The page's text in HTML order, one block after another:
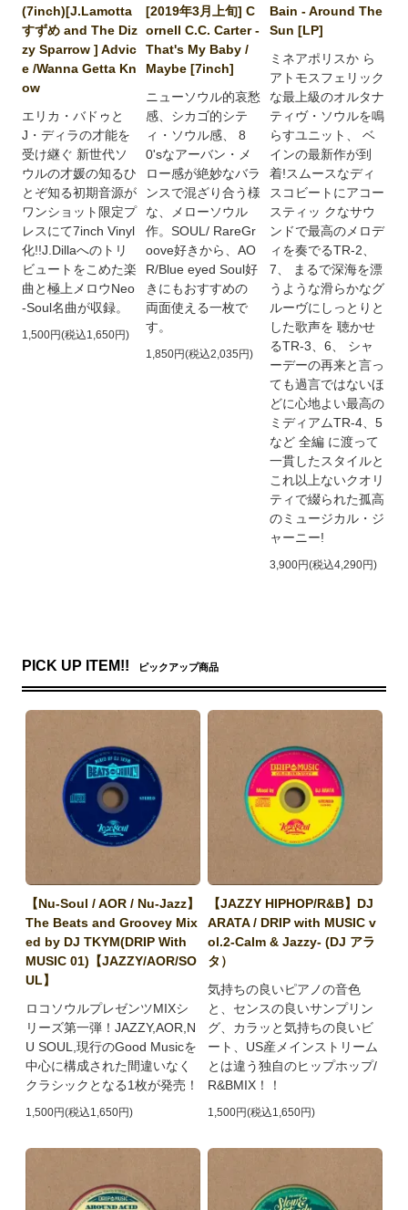
(7inch)[J.Lamotta
すずめ and The Diz
zy Sparrow ] Advic
e /Wanna Getta Kn
ow
エリカ・バドゥと
J・ディラの才能を
受け継ぐ 新世代ソ
ウルの才媛の知るひ
とぞ知る初期音源が
ワンショット限定プ
レスにて7inch Vinyl
化!!J.Dillaへのトリ
ビュートをこめた楽
曲と極上メロウNeo
-Soul名曲が収録。
1,500円(税込1,650円)
[2019年3月上旬] C
ornell C.C. Carter -
That's My Baby /
Maybe [7inch]
ニューソウル的哀愁
感、シカゴ的シテ
ィ・ソウル感、 8
0'sなアーバン・メ
ロー感が絶妙なバラ
ンスで混ざり合う様
な、メローソウル
作。SOUL/ RareGr
oove好きから、AO
R/Blue eyed Soul好
きにもおすすめの
両面使える一枚で
す。
1,850円(税込2,035円)
Bain - Around The
Sun [LP]
ミネアポリスか ら
アトモスフェリック
な最上級のオルタナ
ティヴ・ソウルを鳴
らすユニット、 ベ
インの最新作が到
着!スムースなディ
スコビートにアコー
スティッ クなサウ
ンドで最高のメロデ
ィを奏でるTR-2、
7、 まるで深海を漂
うような滑らかなグ
ルーヴにしっとりと
した歌声を 聴かせ
るTR-3、6、 シャ
ーデーの再来と言っ
ても過言ではないほ
どに心地よい最高の
ミディアムTR-4、5
など 全編 に渡って
一貫したスタイルと
これ以上ないクオリ
ティで綴られた孤高
のミュージカル・ジ
ャーニー!
3,900円(税込4,290円)
PICK UP ITEM!! ピックアップ商品
【Nu-Soul / AOR / Nu-Jazz】
The Beats and Groovey Mix
ed by DJ TKYM(DRIP With
MUSIC 01)【JAZZY/AOR/SO
UL】
ロコソウルプレゼンツMIXシ
リーズ第一弾！JAZZY,AOR,N
U SOUL,現行のGood Musicを
中心に構成された間違いなく
クラシックとなる1枚が発売！
1,500円(税込1,650円)
【JAZZY HIPHOP/R&B】DJ
ARATA / DRIP with MUSIC v
ol.2-Calm & Jazzy- (DJ アラ
タ）
気持ちの良いピアノの音色
と、センスの良いサンプリン
グ、カラッと気持ちの良いビ
ート、US産メインストリーム
とは違う独自のヒップホップ/
R&BMIX！！
1,500円(税込1,650円)